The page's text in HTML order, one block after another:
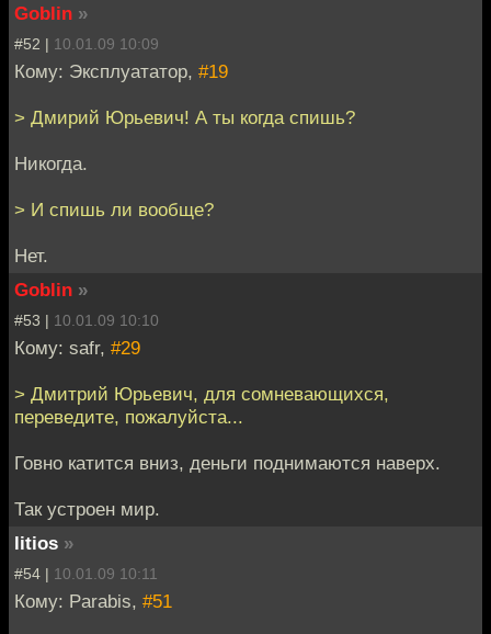
Goblin »
#52 | 10.01.09 10:09
Кому: Эксплуататор, #19
> Дмирий Юрьевич! А ты когда спишь?
Никогда.
> И спишь ли вообще?
Нет.
Goblin »
#53 | 10.01.09 10:10
Кому: safr, #29
> Дмитрий Юрьевич, для сомневающихся,
переведите, пожалуйста...
Говно катится вниз, деньги поднимаются наверх.
Так устроен мир.
litios »
#54 | 10.01.09 10:11
Кому: Parabis, #51